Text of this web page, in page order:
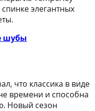
элегантных
шубы
что классика в виде
времени и способна
Новый сезон